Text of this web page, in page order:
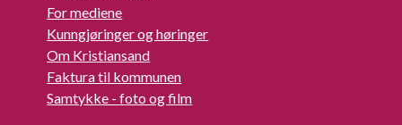
For mediene
Kunngjøringer og høringer
Om Kristiansand
Faktura til kommunen
Samtykke - foto og film